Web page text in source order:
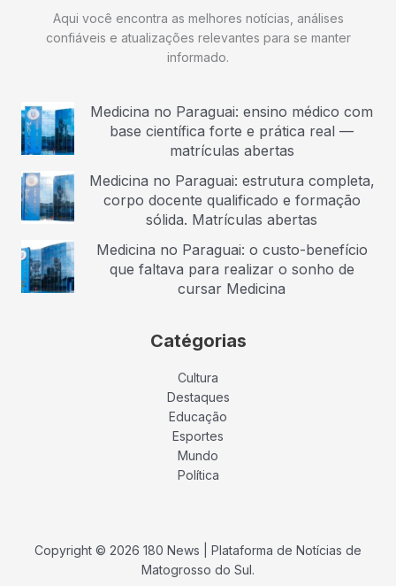
Aqui você encontra as melhores notícias, análises
confiáveis e atualizações relevantes para se manter
informado.
Medicina no Paraguai: ensino médico com
base científica forte e prática real —
matrículas abertas
Medicina no Paraguai: estrutura completa,
corpo docente qualificado e formação
sólida. Matrículas abertas
Medicina no Paraguai: o custo-benefício
que faltava para realizar o sonho de
cursar Medicina
Catégorias
Cultura
Destaques
Educação
Esportes
Mundo
Política
Copyright © 2026 180 News | Plataforma de Notícias de
Matogrosso do Sul.